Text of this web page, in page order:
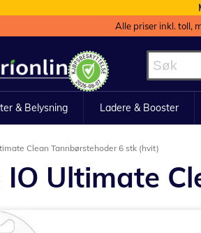
Alle priser inkl. toll,
& Belysning Ladere & Booster
Clean Tannbørstehoder 6 stk (hvit)
Ultimate